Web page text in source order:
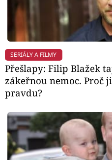
SERIÁLY A FILMY
Přešlapy: Filip Blažek
zákeřnou nemoc. Proč
pravdu?